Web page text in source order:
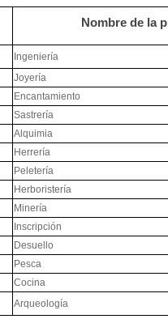
Nombre de la
Ingeniería
Joyería
Encantamiento
Sastrería
Alquimia
Herrería
Peletería
Herboristería
Minería
Inscripción
Desuello
Pesca
Cocina
Arqueología